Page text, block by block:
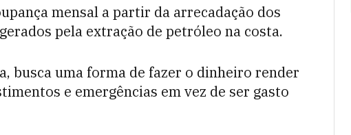
mensal a partir da arrecadação dos
pela extração de petróleo na costa.
busca uma forma de fazer o dinheiro render
e emergências em vez de ser gasto